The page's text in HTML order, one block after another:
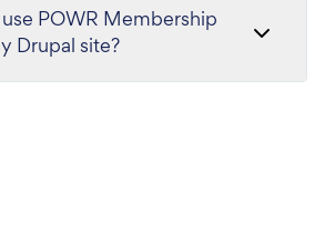
POWR Membership
Drupal site?